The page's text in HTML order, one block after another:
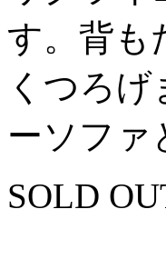
す。背も
くつろ
ーソファ
SOLD